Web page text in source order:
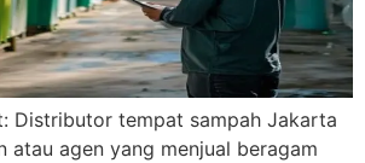
Distributor tempat sampah Jakarta
atau agen yang menjual beragam